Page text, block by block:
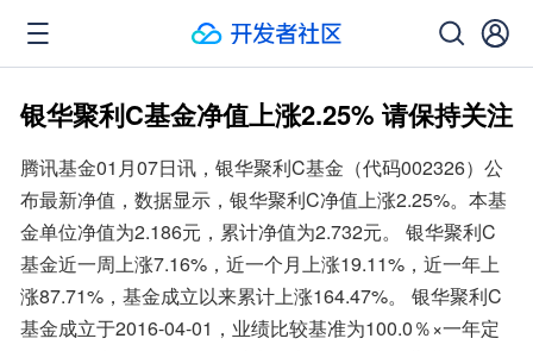
银华聚利C基金净值上涨2.25% 请保持关注
腾讯基金01月07日讯，银华聚利C基金（代码002326）公
布最新净值，数据显示，银华聚利C净值上涨2.25%。本基
金单位净值为2.186元，累计净值为2.732元。 银华聚利C
基金近一周上涨7.16%，近一个月上涨19.11%，近一年上
涨87.71%，基金成立以来累计上涨164.47%。 银华聚利C
基金成立于2016-04-01，业绩比较基准为100.0％×一年定